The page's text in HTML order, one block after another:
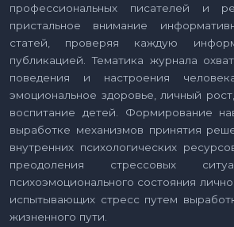
профессиональных писателей и
пристальное внимание
статей, проверяя каждую
публикацией. Тематика журнала
поведения и настроения
эмоциональное здоровье, личный
воспитание детей. Формирование
выработке механизмов принятия
внутренних психологических
преодоления стрессовых
психоэмоционального состояния
испытывающих стресс путем
жизненного пути.